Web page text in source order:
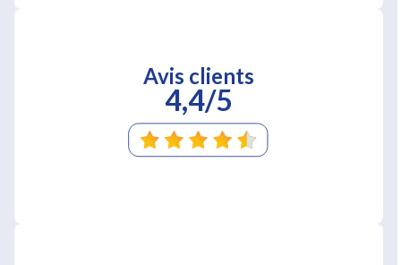
Avis clients
4,4/5